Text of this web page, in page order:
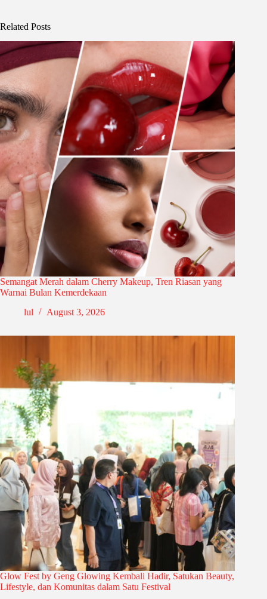
Related Posts
Semangat Merah dalam Cherry Makeup, Tren Riasan yang
Warnai Bulan Kemerdekaan
lul
August 3, 2026
Glow Fest by Geng Glowing Kembali Hadir, Satukan Beauty,
Lifestyle, dan Komunitas dalam Satu Festival